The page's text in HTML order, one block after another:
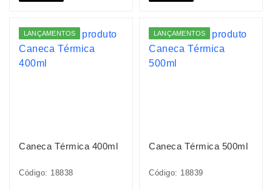
LANÇAMENTOS
Caneca Térmica 400ml
Código: 18838
LANÇAMENTOS
Caneca Térmica 500ml
Código: 18839